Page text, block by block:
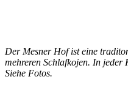
Der Mesner Hof ist eine
mehreren Schlafkojen. In
Siehe Fotos.